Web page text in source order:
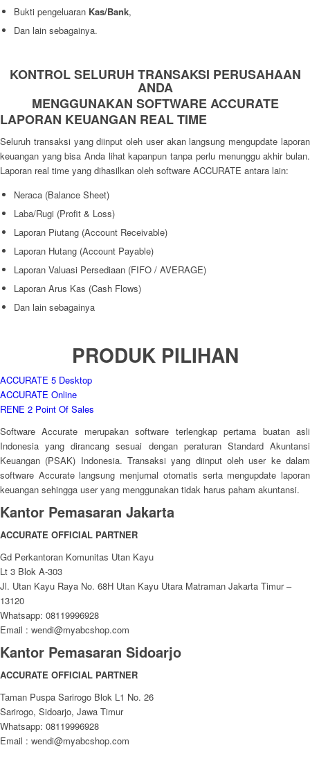
Bukti pengeluaran Kas/Bank,
Dan lain sebagainya.
KONTROL SELURUH TRANSAKSI PERUSAHAAN
ANDA
MENGGUNAKAN SOFTWARE ACCURATE
LAPORAN KEUANGAN REAL TIME
Seluruh transaksi yang diinput oleh user akan langsung mengupdate laporan
keuangan yang bisa Anda lihat kapanpun tanpa perlu menunggu akhir bulan.
Laporan real time yang dihasilkan oleh software ACCURATE antara lain:
Neraca (Balance Sheet)
Laba/Rugi (Profit & Loss)
Laporan Piutang (Account Receivable)
Laporan Hutang (Account Payable)
Laporan Valuasi Persediaan (FIFO / AVERAGE)
Laporan Arus Kas (Cash Flows)
Dan lain sebagainya
PRODUK PILIHAN
ACCURATE 5 Desktop
ACCURATE Online
RENE 2 Point Of Sales
Software Accurate merupakan software terlengkap pertama buatan asli
Indonesia yang dirancang sesuai dengan peraturan Standard Akuntansi
Keuangan (PSAK) Indonesia. Transaksi yang diinput oleh user ke dalam
software Accurate langsung menjurnal otomatis serta mengupdate laporan
keuangan sehingga user yang menggunakan tidak harus paham akuntansi.
Kantor Pemasaran Jakarta
ACCURATE OFFICIAL PARTNER
Gd Perkantoran Komunitas Utan Kayu
Lt 3 Blok A-303
Jl. Utan Kayu Raya No. 68H Utan Kayu Utara Matraman Jakarta Timur –
13120
Whatsapp: 08119996928
Email : wendi@myabcshop.com
Kantor Pemasaran Sidoarjo
ACCURATE OFFICIAL PARTNER
Taman Puspa Sarirogo Blok L1 No. 26
Sarirogo, Sidoarjo, Jawa Timur
Whatsapp: 08119996928
Email : wendi@myabcshop.com